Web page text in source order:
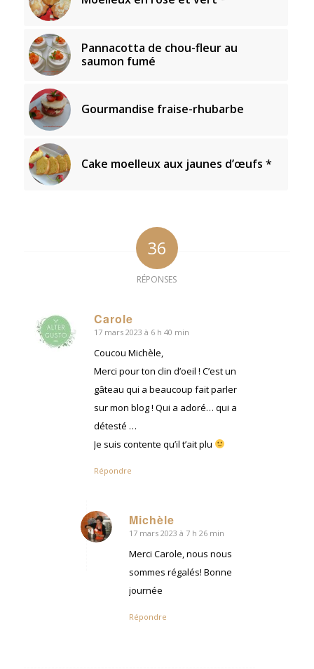
Pannacotta de chou-fleur au
saumon fumé
Gourmandise fraise-rhubarbe
Cake moelleux aux jaunes d’œufs *
36
RÉPONSES
Carole
dit
:
17 mars 2023 à 6 h 40 min
Coucou Michèle,
Merci pour ton clin d’oeil ! C’est un
gâteau qui a beaucoup fait parler
sur mon blog ! Qui a adoré… qui a
détesté …
Je suis contente qu’il t’ait plu
Répondre
Michèle
dit
17 mars 2023 à 7 h 26 min
Merci Carole, nous nous
sommes régalés! Bonne
journée
Répondre